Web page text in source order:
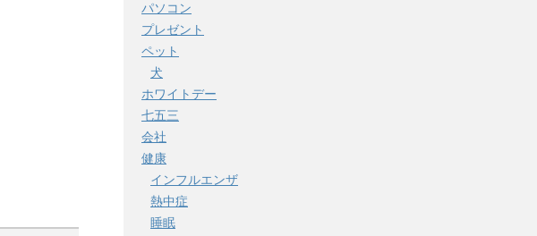
パソコン
プレゼント
ペット
犬
ホワイトデー
七五三
会社
健康
インフルエンザ
熱中症
睡眠